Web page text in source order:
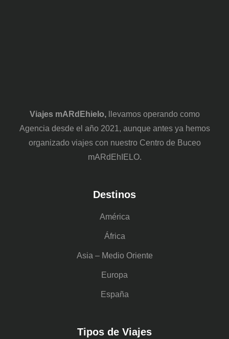
Viajes mARdEhielo,
llevamos operando como
Agencia desde el año 2021, aunque antes ya hemos
organizado viajes con nuestro Centro de Buceo
mARdEhIELO.
Destinos
América
África
Asia – Medio Oriente
Europa
España
Tipos de Viajes